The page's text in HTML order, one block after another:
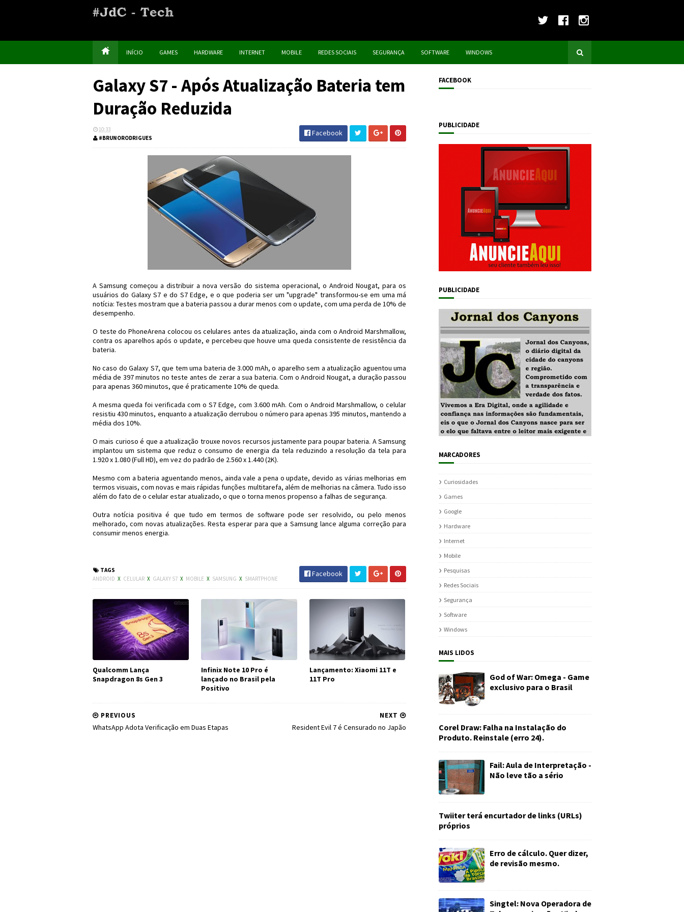
INÍCIO GAMES HARDWARE INTERNET MOBILE REDES SOCIAIS SEGURANÇA SOFTWARE WINDOWS
Galaxy S7 - Após Atualização Bateria tem
Duração Reduzida
10:33
#BRUNORODRIGUES
Facebook
A Samsung começou a distribuir a nova versão do sistema operacional, o Android Nougat, para os
usuários do Galaxy S7 e do S7 Edge, e o que poderia ser um "upgrade" transformou-se em uma má
notícia: Testes mostram que a bateria passou a durar menos com o update, com uma perda de 10% de
desempenho.
O teste do PhoneArena colocou os celulares antes da atualização, ainda com o Android Marshmallow,
contra os aparelhos após o update, e percebeu que houve uma queda consistente de resistência da
bateria.
No caso do Galaxy S7, que tem uma bateria de 3.000 mAh, o aparelho sem a atualização aguentou uma
média de 397 minutos no teste antes de zerar a sua bateria. Com o Android Nougat, a duração passou
para apenas 360 minutos, que é praticamente 10% de queda.
A mesma queda foi verificada com o S7 Edge, com 3.600 mAh. Com o Android Marshmallow, o celular
resistiu 430 minutos, enquanto a atualização derrubou o número para apenas 395 minutos, mantendo a
média dos 10%.
O mais curioso é que a atualização trouxe novos recursos justamente para poupar bateria. A Samsung
implantou um sistema que reduz o consumo de energia da tela reduzindo a resolução da tela para
1.920 x 1.080 (Full HD), em vez do padrão de 2.560 x 1.440 (2K).
Mesmo com a bateria aguentando menos, ainda vale a pena o update, devido as várias melhorias em
termos visuais, com novas e mais rápidas funções multitarefa, além de melhorias na câmera. Tudo isso
além do fato de o celular estar atualizado, o que o torna menos propenso a falhas de segurança.
Outra notícia positiva é que tudo em termos de software pode ser resolvido, ou pelo menos
melhorado, com novas atualizações. Resta esperar para que a Samsung lance alguma correção para
consumir menos energia.
TAGS
ANDROID X CELULAR X GALAXY S7 X MOBILE X SAMSUNG X SMARTPHONE
Facebook
Qualcomm Lança
Snapdragon 8s Gen 3
Infinix Note 10 Pro é
lançado no Brasil pela
Positivo
Lançamento: Xiaomi 11T e
11T Pro
NEXT
Resident Evil 7 é Censurado no Japão
PREVIOUS
WhatsApp Adota Verificação em Duas Etapas
FACEBOOK
PUBLICIDADE
PUBLICIDADE
MARCADORES
Curiosidades
Games
Google
Hardware
Internet
Mobile
Pesquisas
Redes Sociais
Segurança
Software
Windows
MAIS LIDOS
God of War: Omega - Game
exclusivo para o Brasil
Corel Draw: Falha na Instalação do
Produto. Reinstale (erro 24).
Fail: Aula de Interpretação -
Não leve tão a sério
Twiiter terá encurtador de links (URLs)
próprios
Erro de cálculo. Quer dizer,
de revisão mesmo.
Singtel: Nova Operadora de